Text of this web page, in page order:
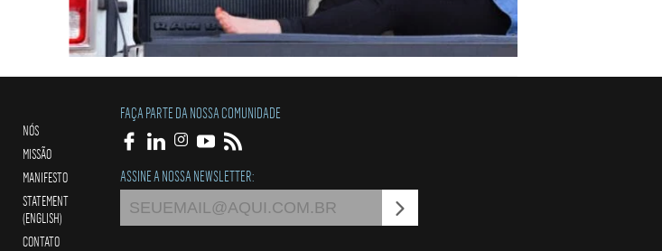
NÓS
MISSÃO
MANIFESTO
STATEMENT
(ENGLISH)
CONTATO
FAÇA PARTE DA NOSSA COMUNIDADE
ASSINE A NOSSA NEWSLETTER: